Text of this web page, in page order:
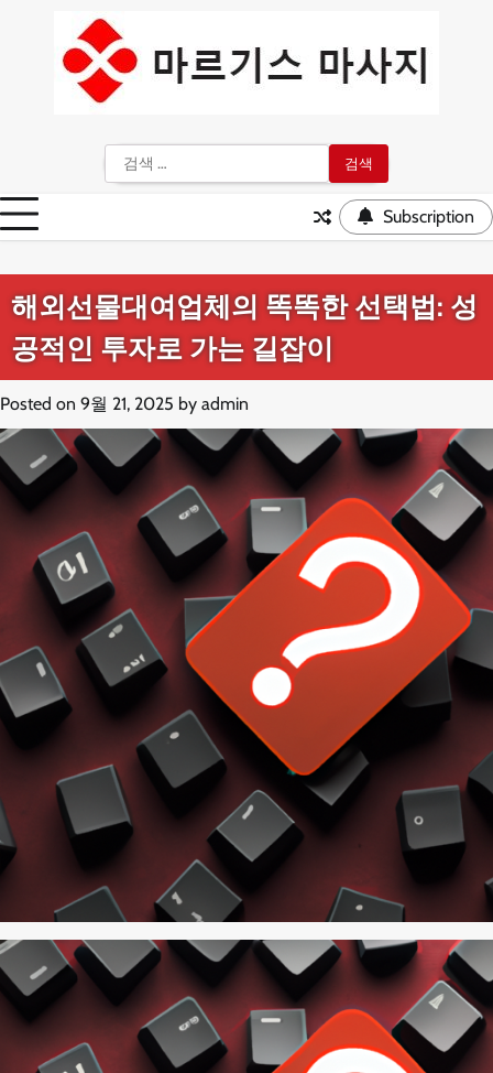
색:
Subscription
해외선물대여업체의 똑똑한 선택법: 성
공적인 투자로 가는 길잡이
Posted on 9월 21, 2025 by admin